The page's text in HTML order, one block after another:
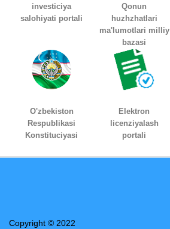
investiciya
salohiyati portali
Qonun
huzhzhatlari
ma'lumotlari milliy
bazasi
O'zbekiston
Respublikasi
Konstituciyasi
Elektron
licenziyalash
portali
Copyright © 2022